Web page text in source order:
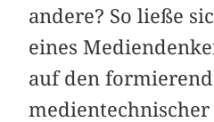
andere? So ließe
eines
auf den